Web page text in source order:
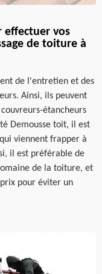
effectuer vos
de toiture à
de l'entretien et des
Ainsi, ils peuvent
étancheurs
Demousse toit, il est
viennent frapper à
il est préférable de
de la toiture, et
pour éviter un